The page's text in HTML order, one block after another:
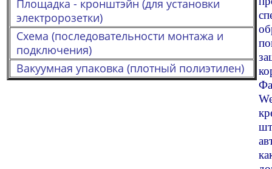
Площадка - кронштэйн (для установки
электророзетки)
Схема (последовательности монтажа и
подключения)
Вакуумная упаковка (плотный полиэтилен)